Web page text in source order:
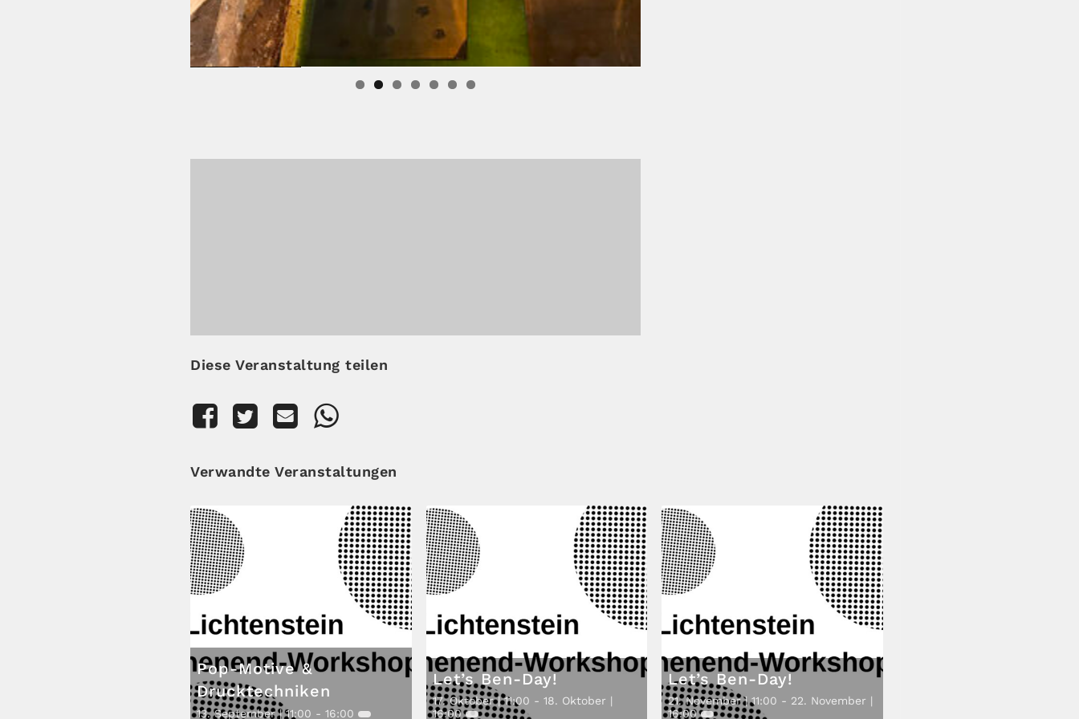
Diese Veranstaltung teilen
Verwandte Veranstaltungen
Pop-Motive &
Drucktechniken
13. September | 11:00 - 16:00
Let’s Ben-Day!
17. Oktober | 11:00 - 18. Oktober |
16:00
Let’s Ben-Day!
21. November | 11:00 - 22. November |
16:00